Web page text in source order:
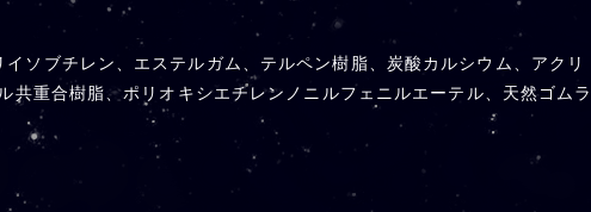
ソブチレン、エステルガム、テルペン樹脂、炭酸カルシウム、アクリ
共重合樹脂、ポリオキシエチレンノニルフェニルエーテル、天然ゴムラ